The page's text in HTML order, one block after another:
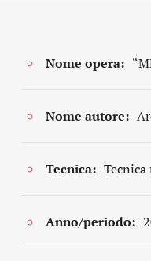
Nome opera:
Nome autore:
Tecnica:
Anno/periodo: